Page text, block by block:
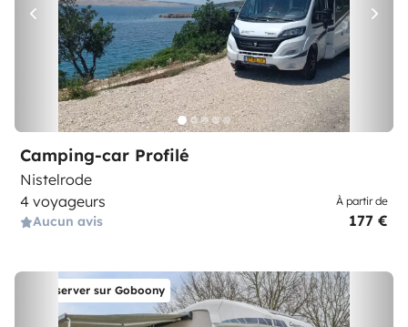
Camping-car Profilé
Nistelrode
4 voyageurs
Aucun avis
À partir de
177 €
Réserver sur Goboony